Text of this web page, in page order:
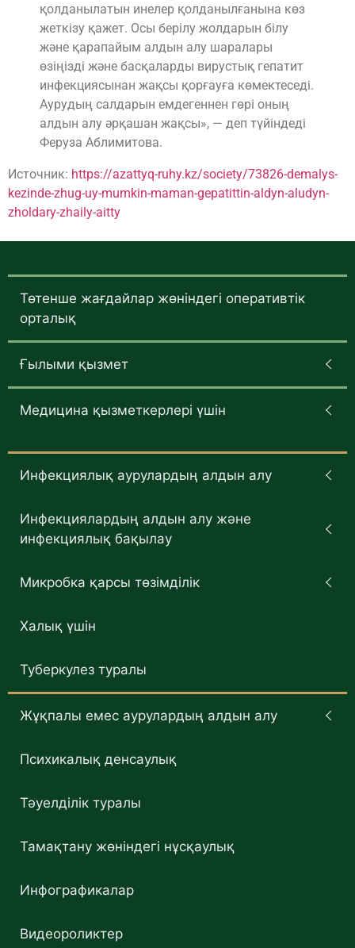
қолданылатын инелер қолданылғанына көз
жеткізу қажет. Осы берілу жолдарын білу
және қарапайым алдын алу шаралары
өзіңізді және басқаларды вирустық гепатит
инфекциясынан жақсы қорғауға көмектеседі.
Аурудың салдарын емдегеннен гөрі оның
алдын алу әрқашан жақсы», — деп түйіндеді
Феруза Аблимитова.
Источник: https://azattyq-ruhy.kz/society/73826-demalys-
kezinde-zhug-uy-mumkin-maman-gepatittin-aldyn-aludyn-
zholdary-zhaily-aitty
Төтенше жағдайлар жөніндегі оперативтік
орталық
Ғылыми қызмет
Медицина қызметкерлері үшін
Инфекциялық аурулардың алдын алу
Инфекциялардың алдын алу және
инфекциялық бақылау
Микробка қарсы төзімділік
Халық үшін
Туберкулез туралы
Жұқпалы емес аурулардың алдын алу
Психикалық денсаулық
Тәуелділік туралы
Тамақтану жөніндегі нұсқаулық
Инфографикалар
Видеороликтер